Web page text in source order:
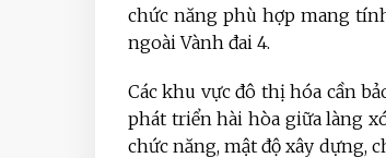
chức năng phù hợp mang
ngoài Vành đai 4.
Các khu vực đô thị hóa cần
phát triển hài hòa giữa làng
chức năng, mật độ xây dựng,